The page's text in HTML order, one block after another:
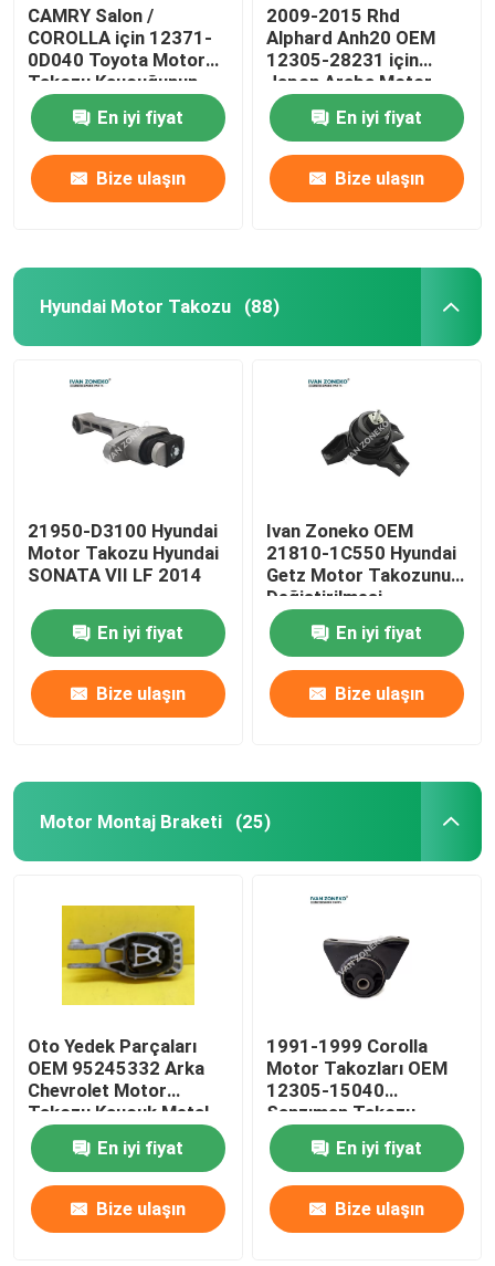
CAMRY Salon /
COROLLA için 12371-
0D040 Toyota Motor
Takozu Kauçuğunun
Değiştirilmesi
En iyi fiyat
Bize ulaşın
2009-2015 Rhd
Alphard Anh20 OEM
12305-28231 için
Japon Araba Motor
Takozu
En iyi fiyat
Bize ulaşın
Hyundai Motor Takozu (88)
21950-D3100 Hyundai
Motor Takozu Hyundai
SONATA VII LF 2014
En iyi fiyat
Bize ulaşın
Ivan Zoneko OEM
21810-1C550 Hyundai
Getz Motor Takozunun
Değiştirilmesi
En iyi fiyat
Bize ulaşın
Motor Montaj Braketi (25)
Oto Yedek Parçaları
OEM 95245332 Arka
Chevrolet Motor
Takozu Kauçuk Metal
En iyi fiyat
Bize ulaşın
1991-1999 Corolla
Motor Takozları OEM
12305-15040
Şanzıman Takozu
Toyota Corolla
En iyi fiyat
Bize ulaşın